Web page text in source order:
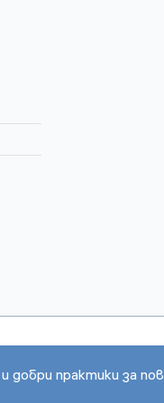
добри практики за